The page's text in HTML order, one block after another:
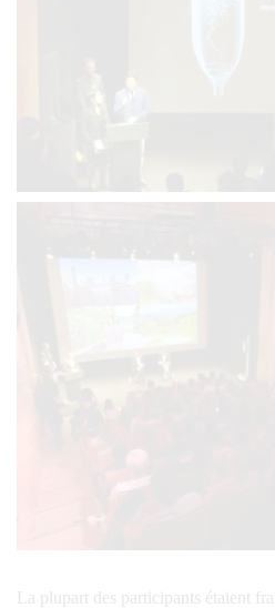
La plupart des participants étaient